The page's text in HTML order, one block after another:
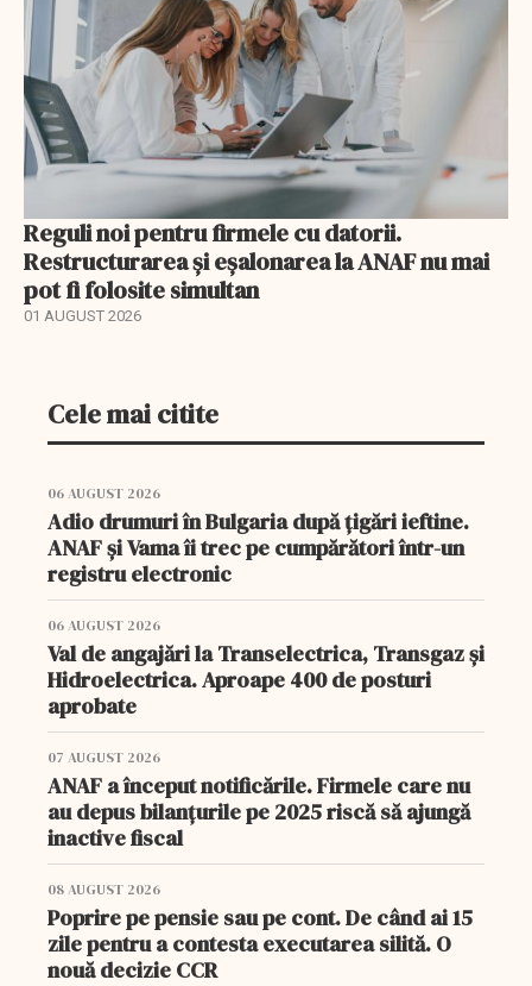
Reguli noi pentru firmele cu datorii.
Restructurarea și eșalonarea la ANAF nu mai
pot fi folosite simultan
01 AUGUST 2026
Cele mai citite
06 AUGUST 2026
Adio drumuri în Bulgaria după țigări ieftine.
ANAF și Vama îi trec pe cumpărători într-un
registru electronic
06 AUGUST 2026
Val de angajări la Transelectrica, Transgaz și
Hidroelectrica. Aproape 400 de posturi
aprobate
07 AUGUST 2026
ANAF a început notificările. Firmele care nu
au depus bilanțurile pe 2025 riscă să ajungă
inactive fiscal
08 AUGUST 2026
Poprire pe pensie sau pe cont. De când ai 15
zile pentru a contesta executarea silită. O
nouă decizie CCR